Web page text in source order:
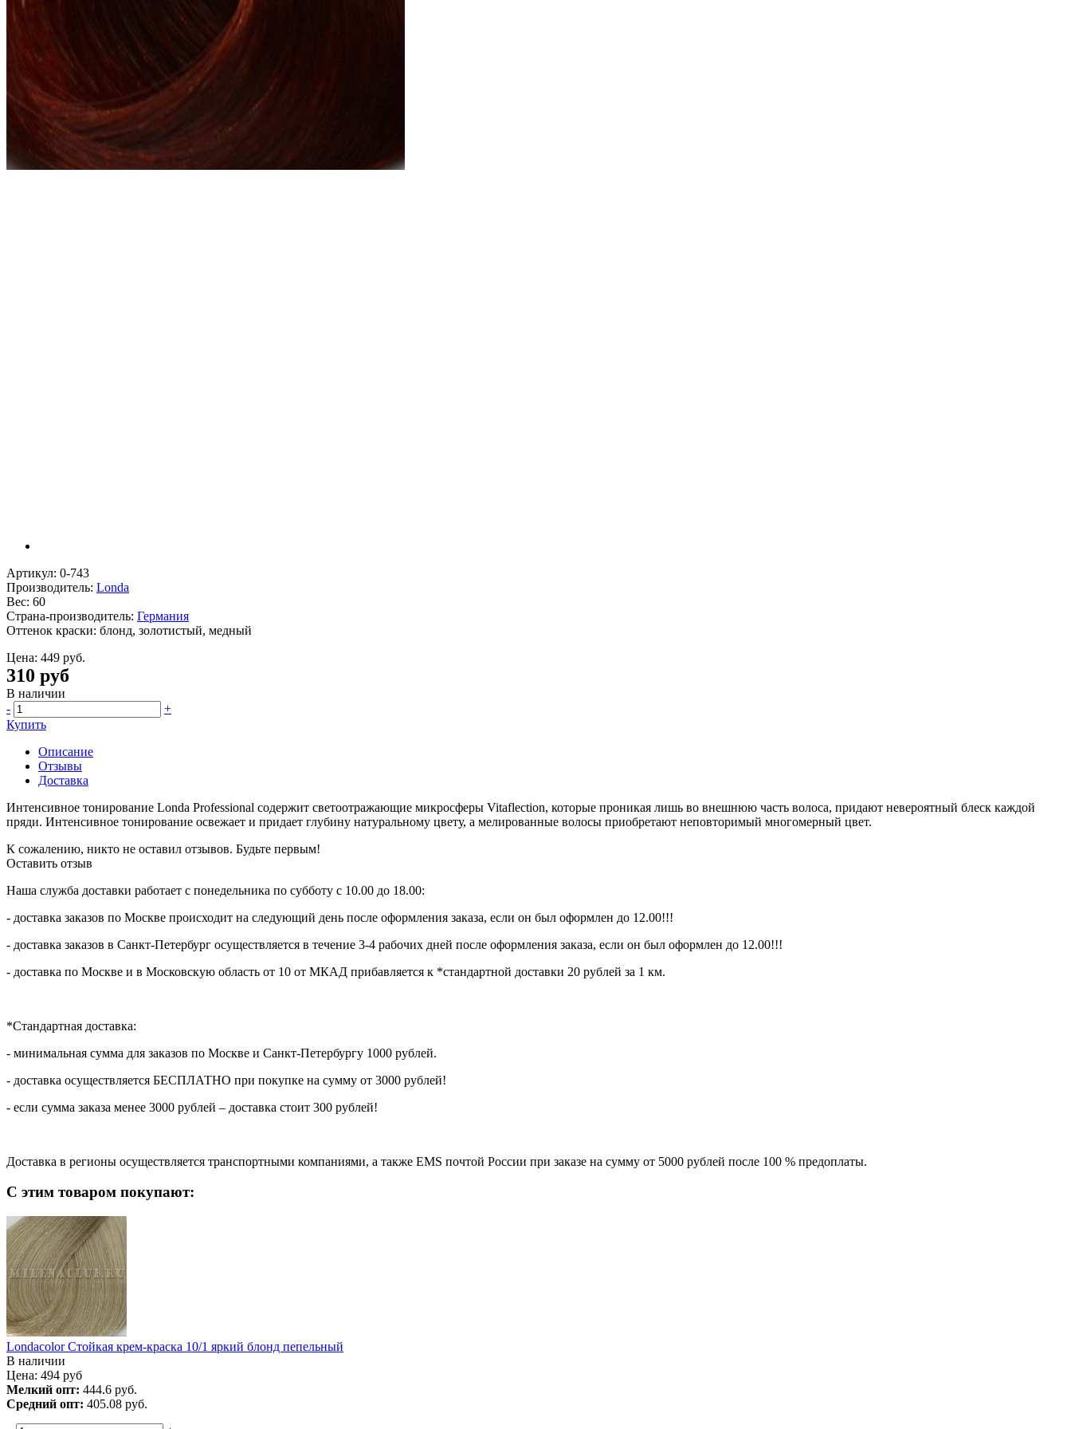
Артикул: 0-743
Производитель: Londa
Вес: 60
Страна-производитель: Германия
Оттенок краски: блонд, золотистый, медный
Цена: 449 руб.
310 руб
В наличии
-
+
Купить
Описание
Отзывы
Доставка
Интенсивное тонирование Londa Professional содержит светоотражающие микросферы Vitaflection, которые проникая лишь во внешнюю часть волоса, придают невероятный блеск каждой
пряди. Интенсивное тонирование освежает и придает глубину натуральному цвету, а мелированные волосы приобретают неповторимый многомерный цвет.
К сожалению, никто не оставил отзывов. Будьте первым!
Оставить отзыв
Наша служба доставки работает с понедельника по субботу с 10.00 до 18.00:
- доставка заказов по Москве происходит на следующий день после оформления заказа, если он был оформлен до 12.00!!!
- доставка заказов в Санкт-Петербург осуществляется в течение 3-4 рабочих дней после оформления заказа, если он был оформлен до 12.00!!!
- доставка по Москве и в Московскую область от 10 от МКАД прибавляется к *стандартной доставки 20 рублей за 1 км.
*Стандартная доставка:
- минимальная сумма для заказов по Москве и Санкт-Петербургу 1000 рублей.
- доставка осуществляется БЕСПЛАТНО при покупке на сумму от 3000 рублей!
- если сумма заказа менее 3000 рублей – доставка стоит 300 рублей!
Доставка в регионы осуществляется транспортными компаниями, а также EMS почтой России при заказе на сумму от 5000 рублей после 100 % предоплаты.
С этим товаром покупают:
Londacolor Стойкая крем-краска 10/1 яркий блонд пепельный
В наличии
Цена: 494 руб
Мелкий опт: 444.6 руб.
Средний опт: 405.08 руб.